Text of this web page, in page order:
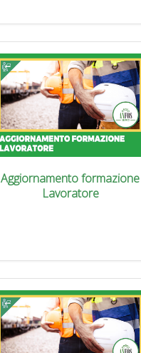
Aggiornamento formazione
Lavoratore